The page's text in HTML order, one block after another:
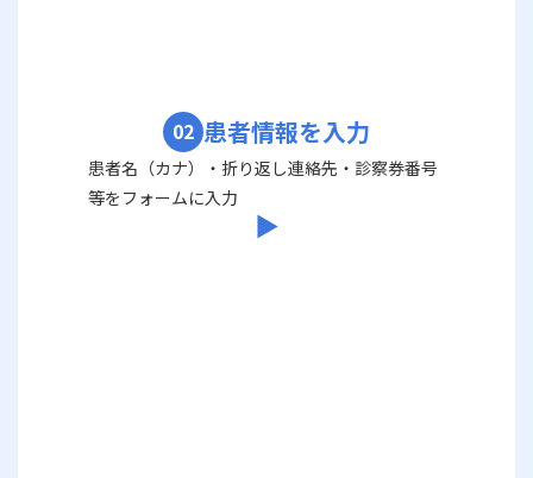
02 患者情報を入力
患者名（カナ）・折り返し連絡先・診察券番号
等をフォームに入力